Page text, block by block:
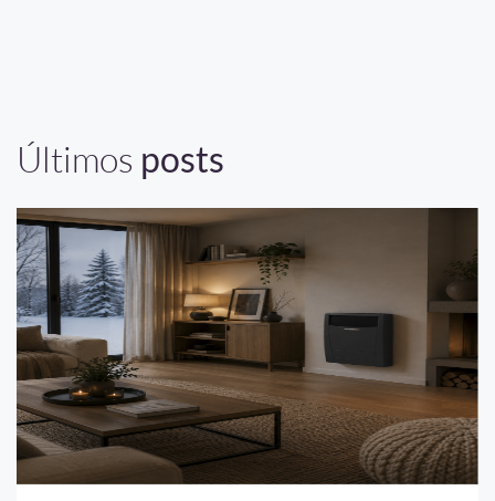
Últimos posts